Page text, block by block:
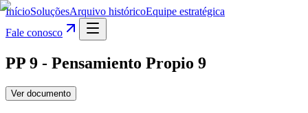
InícioSoluçõesArquivo históricoEquipe estratégica
Fale conosco
PP 9 - Pensamiento Propio 9
Ver documento